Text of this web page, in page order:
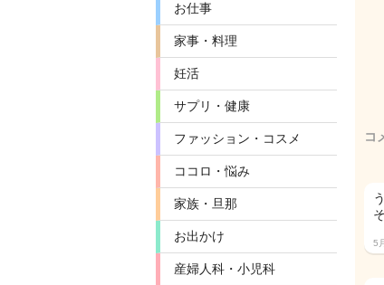
お仕事
家事・料理
妊活
サプリ・健康
ファッション・コスメ
ココロ・悩み
家族・旦那
お出かけ
産婦人科・小児科
コ
5